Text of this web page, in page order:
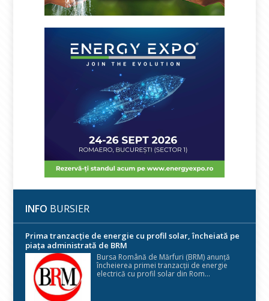
INFO BURSIER
Prima tranzacție de energie cu profil solar, încheiată pe
piața administrată de BRM
Bursa Română de Mărfuri (BRM) anunță
încheierea primei tranzacții de energie
electrică cu profil solar din Rom...